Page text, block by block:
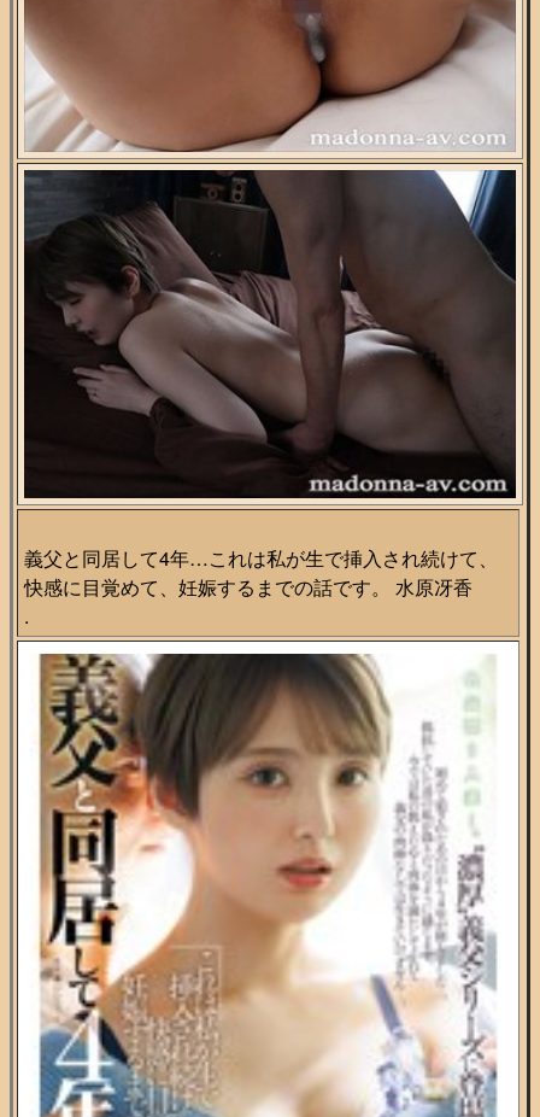
義父と同居して4年…これは私が生で挿入され続けて、
快感に目覚めて、妊娠するまでの話です。 水原冴香
.